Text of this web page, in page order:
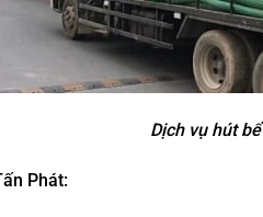
Dịch vụ hút
Phát: